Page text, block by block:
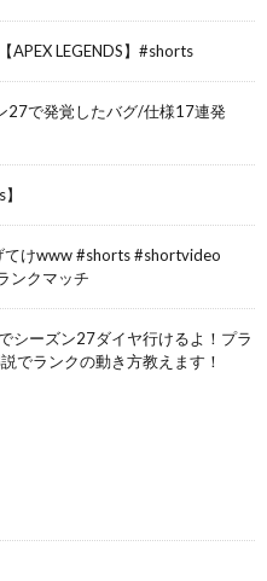
APEX LEGENDS】#shorts
27で発覚したバグ/仕様17連発
てけwww #shorts #shortvideo
ンクマッチ
シーズン27ダイヤ行けるよ！プラ
でランクの動き方教えます！